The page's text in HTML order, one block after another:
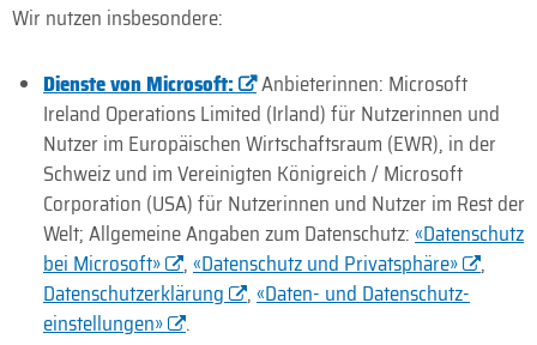
Wir nutzen insbesondere:
Dienste von Microsoft:
Anbieterinnen: Micro­soft
Ireland Operations Limited (Irland) für Nutzer­innen und
Nutzer im Euro­päischen Wirtschafts­raum (EWR), in der
Schweiz und im Vereinigten König­reich / Micro­soft
Corporation (USA) für Nutzer­innen und Nutzer im Rest der
Welt; Allgemeine Angaben zum Daten­schutz:«Daten­schutz
bei Micro­soft»
,«Daten­schutz und Privat­sphäre»
,
Daten­schutz­erklärung
,«Daten- und Daten­schutz­
einstellungen»
.